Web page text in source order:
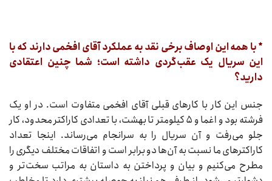
* با همه این اوصاف برخی نقد به عملکرد آقای افخمی دارند که با
این سریال یک عقب‌گردی داشته است؛ شما چنین اعتقادی
دارید؟
جنس این کار با کارهای قبلی آقای افخمی متفاوت است. در او یک
فرشته بود و اغما و ۵ کیلومتر تا بهشت، با تعدادی کاراکتر محدود، کار
جلو می‌رفت و آن سریال را به سرانجام می‌رساند. اینجا تعداد
کاراکترهای ما نسبت به آن‌ها دو برابر است و اتفاقات مختلف دیگری را
مطرح می‌کنیم و بیان و پرداختن به داستان به مراتب سخت‌تر و